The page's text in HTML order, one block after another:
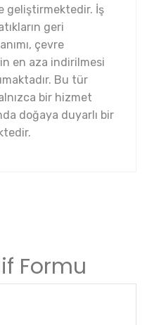
geliştirmektedir. İş
geri
çevre
en aza indirilmesi
Bu tür
bir hizmet
doğaya duyarlı bir
Formu